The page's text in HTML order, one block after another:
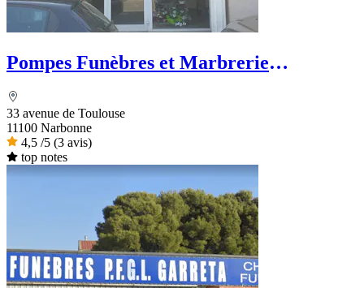
Pompes Funèbres et Marbrerie
33 avenue de Toulouse
11100 Narbonne
4,5 /5 (3 avis)
top notes